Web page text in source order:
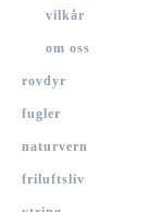
vilkår
om oss
rovdyr
fugler
naturvern
friluftsliv